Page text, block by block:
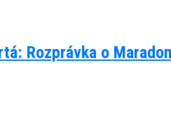
Rozprávka o